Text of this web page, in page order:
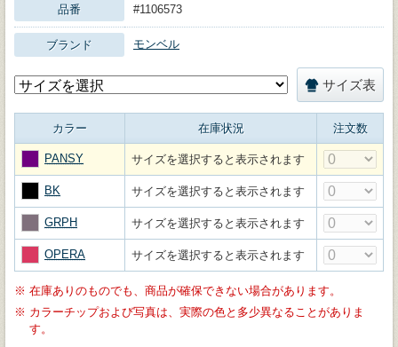
品番 #1106573
ブランド モンベル
サイズ表
カラー 在庫状況 注文数
PANSY サイズを選択すると表示されます
BK サイズを選択すると表示されます
GRPH サイズを選択すると表示されます
OPERA サイズを選択すると表示されます
※ 在庫ありのものでも、商品が確保できない場合があります。
※ カラーチップおよび写真は、実際の色と多少異なることがありま
す。